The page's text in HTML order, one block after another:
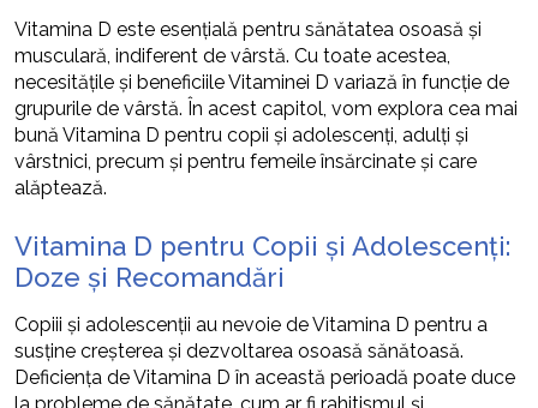
Vitamina D este esențială pentru sănătatea osoasă și
musculară, indiferent de vârstă. Cu toate acestea,
necesitățile și beneficiile Vitaminei D variază în funcție de
grupurile de vârstă. În acest capitol, vom explora cea mai
bună Vitamina D pentru copii și adolescenți, adulți și
vârstnici, precum și pentru femeile însărcinate și care
alăptează.
Vitamina D pentru Copii și Adolescenți:
Doze și Recomandări
Copiii și adolescenții au nevoie de Vitamina D pentru a
susține creșterea și dezvoltarea osoasă sănătoasă.
Deficiența de Vitamina D în această perioadă poate duce